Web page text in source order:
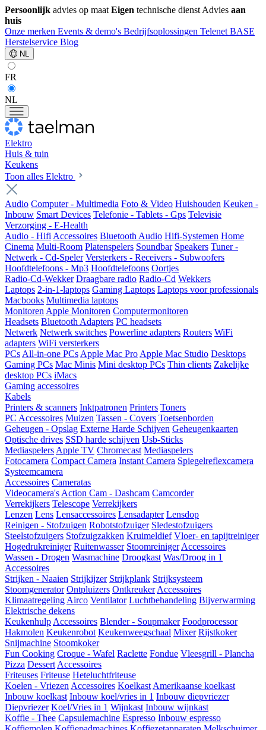
Persoonlijk advies op maat Eigen technische dienst Advies aan
huis
Onze merken Events & demo's Bedrijfsoplossingen Telenet BASE
Herstelservice Blog
NL
FR
NL
Elektro
Huis & tuin
Keukens
Toon alles Elektro
Audio Computer - Multimedia Foto & Video Huishouden Keuken -
Inbouw Smart Devices Telefonie - Tablets - Gps Televisie
Verzorging - E-Health
Audio - Hifi Accessoires Bluetooth Audio Hifi-Systemen Home
Cinema Multi-Room Platenspelers Soundbar Speakers Tuner -
Netwerk - Cd-Speler Versterkers - Receivers - Subwoofers
Hoofdtelefoons - Mp3 Hoofdtelefoons Oortjes
Radio-Cd-Wekker Draagbare radio Radio-Cd Wekkers
Laptops 2-in-1-laptops Gaming Laptops Laptops voor professionals
Macbooks Multimedia laptops
Monitoren Apple Monitoren Computermonitoren
Headsets Bluetooth Adapters PC headsets
Netwerk Netwerk switches Powerline adapters Routers WiFi
adapters WiFi versterkers
PCs All-in-one PCs Apple Mac Pro Apple Mac Studio Desktops
Gaming PCs Mac Minis Mini desktop PCs Thin clients Zakelijke
desktop PCs iMacs
Gaming accessoires
Kabels
Printers & scanners Inktpatronen Printers Toners
PC Accessoires Muizen Tassen - Covers Toetsenborden
Geheugen - Opslag Externe Harde Schijven Geheugenkaarten
Optische drives SSD harde schijven Usb-Sticks
Mediaspelers Apple TV Chromecast Mediaspelers
Fotocamera Compact Camera Instant Camera Spiegelreflexcamera
Systeemcamera
Accessoires Cameratas
Videocamera's Action Cam - Dashcam Camcorder
Verrekijkers Telescope Verrekijkers
Lenzen Lens Lensaccessoires Lensadapter Lensdop
Reinigen - Stofzuigen Robotstofzuiger Sledestofzuigers
Steelstofzuigers Stofzuigzakken Kruimeldief Vloer- en tapijtreiniger
Hogedrukreiniger Ruitenwasser Stoomreiniger Accessoires
Wassen - Drogen Wasmachine Droogkast Was/Droog in 1
Accessoires
Strijken - Naaien Strijkijzer Strijkplank Strijksysteem
Stoomgenerator Ontpluizers Ontkreuker Accessoires
Klimaatregeling Airco Ventilator Luchtbehandeling Bijverwarming
Elektrische dekens
Keukenhulp Accessoires Blender - Soupmaker Foodprocessor
Hakmolen Keukenrobot Keukenweegschaal Mixer Rijstkoker
Snijmachine Stoomkoker
Fun Cooking Croque - Wafel Raclette Fondue Vleesgrill - Plancha
Pizza Dessert Accessoires
Friteuses Friteuse Heteluchtfriteuse
Koelen - Vriezen Accessoires Koelkast Amerikaanse koelkast
Inbouw koelkast Inbouw koel/vries in 1 Inbouw diepvriezer
Diepvriezer Koel/Vries in 1 Wijnkast Inbouw wijnkast
Koffie - Thee Capsulemachine Espresso Inbouw espresso